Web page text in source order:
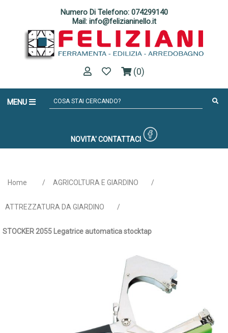
Numero Di Telefono: 074299140
Mail: info@felizianinello.it
(0)
MENU
NOVITA' CONTATTACI
Home / AGRICOLTURA E GIARDINO /
ATTREZZATURA DA GIARDINO /
STOCKER 2055 Legatrice automatica stocktap